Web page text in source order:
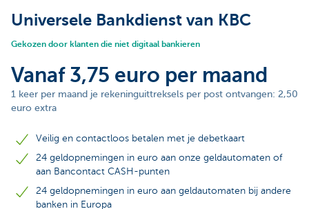
Universele Bankdienst van KBC
Gekozen door klanten die niet digitaal bankieren
Vanaf 3,75 euro per maand
1 keer per maand je rekeninguittreksels per post ontvangen: 2,50
euro extra
Veilig en contactloos betalen met je debetkaart
24 geldopnemingen in euro aan onze geldautomaten of
aan Bancontact CASH-punten
24 geldopnemingen in euro aan geldautomaten bij andere
banken in Europa